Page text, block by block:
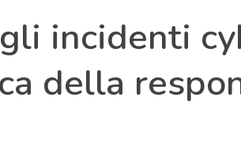
incidenti
della